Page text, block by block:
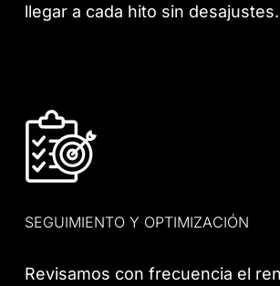
llegar a cada hito sin desajustes.
SEGUIMIENTO Y OPTIMIZACIÓN
Revisamos con frecuencia el